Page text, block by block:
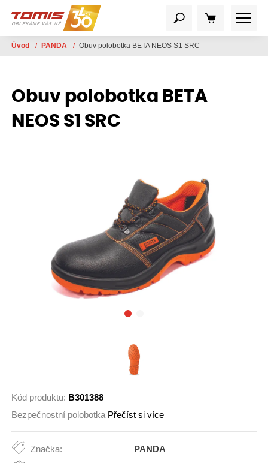
Úvod / PANDA / Obuv polobotka BETA NEOS S1 SRC
Obuv polobotka BETA
NEOS S1 SRC
Kód produktu: B301388
Bezpečnostní polobotka Přečíst si více
Značka: PANDA